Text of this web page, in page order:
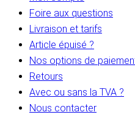
Foire aux questions
Livraison et tarifs
Article épuisé ?
Nos options de
Retours
Avec ou sans la TVA ?
Nous contacter